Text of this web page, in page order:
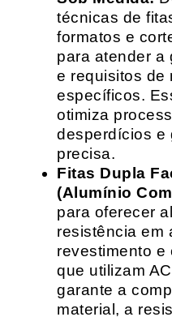
técnicas de
formatos e
para atender a
e requisitos de
específicos.
otimiza
desperdícios e
precisa.
Fitas Dupla
(Alumínio
para oferecer
resistência em
revestimento e
que utilizam
garante a
material, a